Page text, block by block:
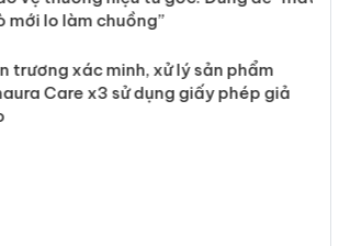
Bảo vệ thương hiệu từ gốc: Đừng để
“mất bò mới lo làm chuồng”